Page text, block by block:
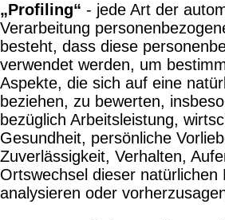
„Profiling“ - jede Art der
Verarbeitung
besteht, dass diese
verwendet werden, um
Aspekte, die sich auf eine
beziehen, zu bewerten,
bezüglich Arbeitsleistung,
Gesundheit, persönliche
Zuverlässigkeit, Verhalten,
Ortswechsel dieser natürlichen
analysieren oder